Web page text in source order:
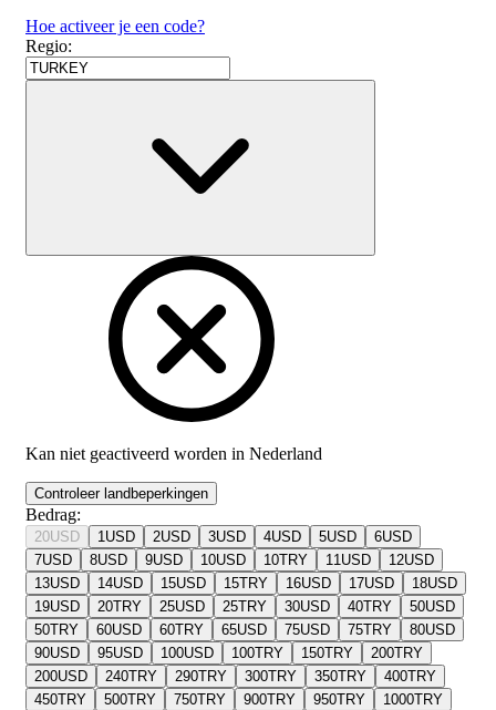
Hoe activeer je een code?
Regio:
Kan niet geactiveerd worden in Nederland
Controleer landbeperkingen
Bedrag:
20USD 1USD 2USD 3USD 4USD 5USD 6USD
7USD 8USD 9USD 10USD 10TRY 11USD 12USD
13USD 14USD 15USD 15TRY 16USD 17USD 18USD
19USD 20TRY 25USD 25TRY 30USD 40TRY 50USD
50TRY 60USD 60TRY 65USD 75USD 75TRY 80USD
90USD 95USD 100USD 100TRY 150TRY 200TRY
200USD 240TRY 290TRY 300TRY 350TRY 400TRY
450TRY 500TRY 750TRY 900TRY 950TRY 1000TRY